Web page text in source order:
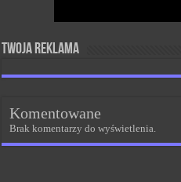
Twoja reklama
Komentowane
Brak komentarzy do wyświetlenia.